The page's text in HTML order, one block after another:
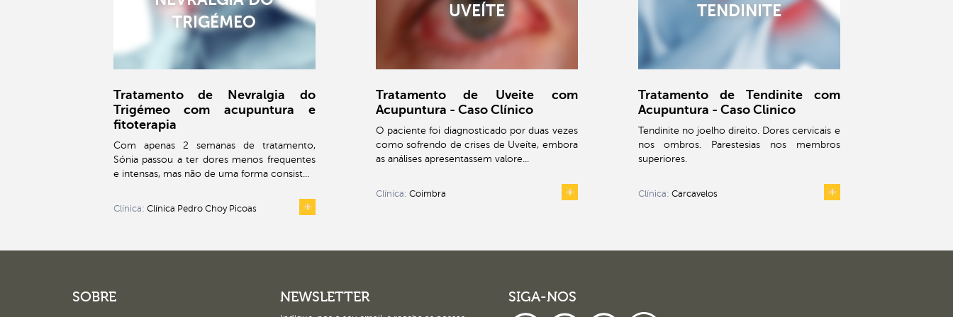
TRIGÉMEO
Tratamento de Nevralgia do
Trigémeo com acupuntura e
fitoterapia
Com apenas 2 semanas de tratamento,
Sónia passou a ter dores menos frequentes
e intensas, mas não de uma forma consist...
Clínica: Clínica Pedro Choy Picoas
UVEÍTE
Tratamento de Uveite com
Acupuntura - Caso Clínico
O paciente foi diagnosticado por duas vezes
como sofrendo de crises de Uveíte, embora
as análises apresentassem valore...
Clínica: Coimbra
TENDINITE
Tratamento de Tendinite com
Acupuntura - Caso Clinico
Tendinite no joelho direito. Dores cervicais e
nos ombros. Parestesias nos membros
superiores.
Clínica: Carcavelos
SOBRE NEWSLETTER SIGA-NOS